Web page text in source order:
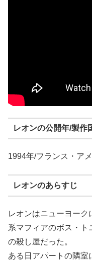
レオンの公開年/製作
1994年/フランス・ア
レオンのあらすじ
レオンはニューヨー
系マフィアのボス・ト
の殺し屋だった。
ある日アパートの隣室